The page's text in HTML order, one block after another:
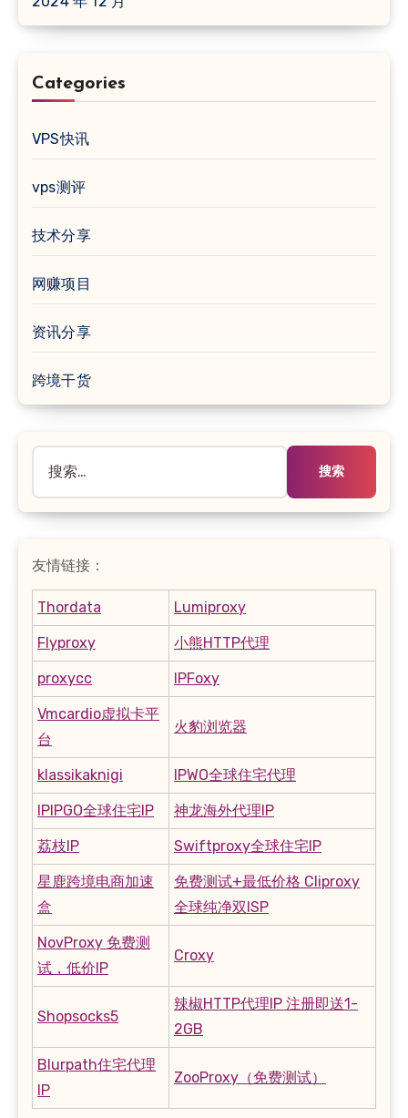
Categories
VPS快讯
vps测评
技术分享
网赚项目
资讯分享
跨境干货
索：
友情链接：
Thordata Lumiproxy
Flyproxy 小熊HTTP代理
proxycc IPFoxy
Vmcardio虚拟卡平
台
火豹浏览器
klassikaknigi IPWO全球住宅代理
IPIPGO全球住宅IP 神龙海外代理IP
荔枝IP Swiftproxy全球住宅IP
星鹿跨境电商加速
盒
免费测试+最低价格 Cliproxy
全球纯净双ISP
NovProxy 免费测
试，低价IP
Croxy
Shopsocks5
辣椒HTTP代理IP 注册即送1-
2GB
Blurpath住宅代理
IP
ZooProxy（免费测试）